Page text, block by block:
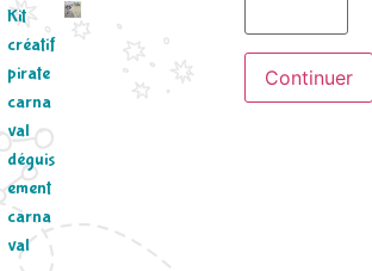
Kit
créatif
pirate
carna
val
déguis
ement
carna
val